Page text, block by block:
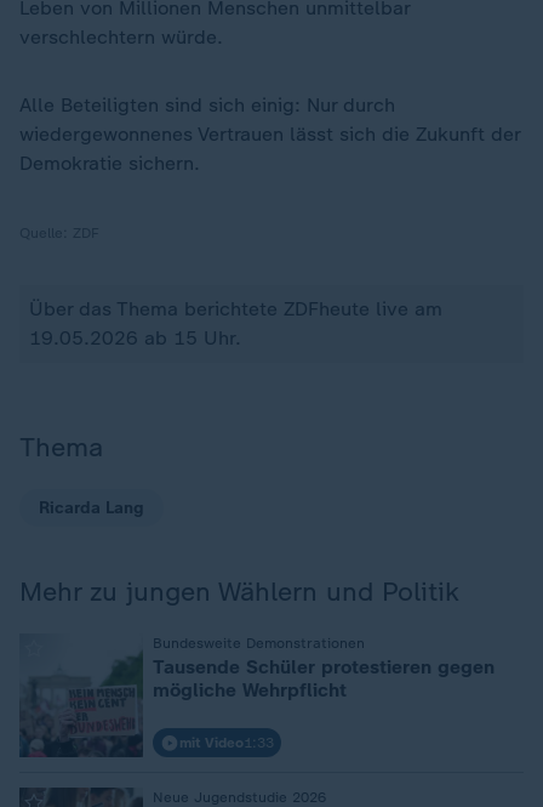
Leben von Millionen Menschen unmittelbar
verschlechtern würde.
Alle Beteiligten sind sich einig: Nur durch
wiedergewonnenes Vertrauen lässt sich die Zukunft der
Demokratie sichern.
Über das Thema berichtete ZDFheute live am
19.05.2026 ab 15 Uhr.
Thema
Ricarda Lang
Mehr zu jungen Wählern und Politik
Bundesweite Demonstrationen
Tausende Schüler protestieren gegen
mögliche Wehrpflicht
mit Video 1:33
Neue Jugendstudie 2026